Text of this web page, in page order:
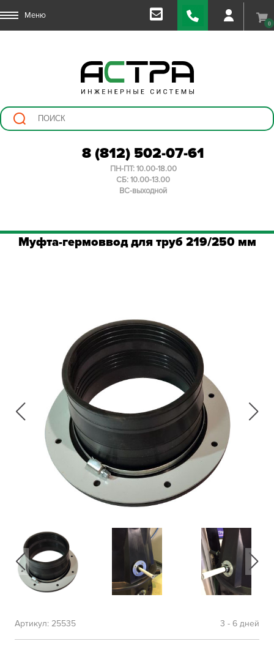
Меню
0
8 (812) 502-07-61
ПН-ПТ: 10.00-18.00
СБ: 10.00-13.00
ВС-выходной
Муфта-гермоввод для труб 219/250 мм
3 - 6 дней
Артикул: 25535